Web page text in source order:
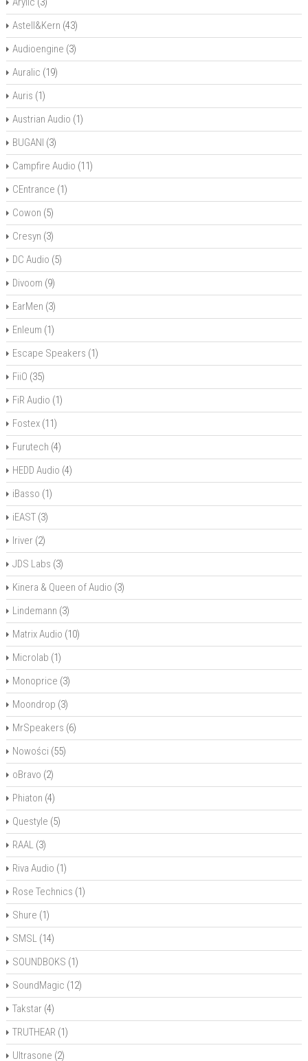
Astell&Kern (43)
Audioengine (3)
Auralic (19)
Auris (1)
Austrian Audio (1)
BUGANI (3)
Campfire Audio (11)
CEntrance (1)
Cowon (5)
Cresyn (3)
DC Audio (5)
Divoom (9)
EarMen (3)
Enleum (1)
Escape Speakers (1)
FiiO (35)
FiR Audio (1)
Fostex(11)
Furutech (4)
HEDD Audio (4)
iBasso (1)
iEAST(3)
Iriver (2)
JDS Labs (3)
Kinera & Queen of Audio (3)
Lindemann (3)
Matrix Audio (10)
Microlab (1)
Monoprice (3)
Moondrop (3)
MrSpeakers (6)
Nowości (55)
oBravo (2)
Phiaton (4)
Questyle (5)
RAAL(3)
Riva Audio (1)
Rose Technics (1)
Shure (1)
SMSL(14)
SOUNDBOKS (1)
SoundMagic (12)
Takstar (4)
TRUTHEAR (1)
Ultrasone (2)